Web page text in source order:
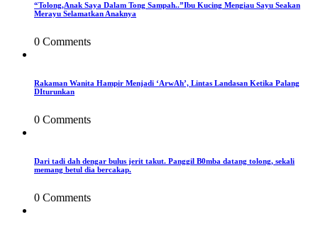
“Tolong,Anak Saya Dalam Tong Sampah..”Ibu Kucing Mengiau Sayu Seakan
Merayu Selamatkan Anaknya
0 Comments
Rakaman Wanita Hampir Menjadi ‘ArwAh’, Lintas Landasan Ketika Palang
DIturunkan
0 Comments
Dari tadi dah dengar bulus jerit takut. Panggil B0mba datang tolong, sekali
memang betul dia bercakap.
0 Comments